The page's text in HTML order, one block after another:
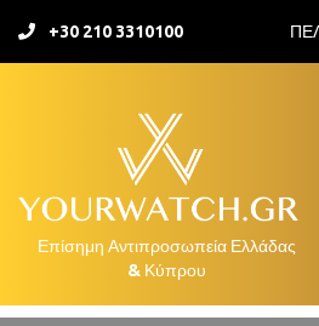
+30 210 3310100